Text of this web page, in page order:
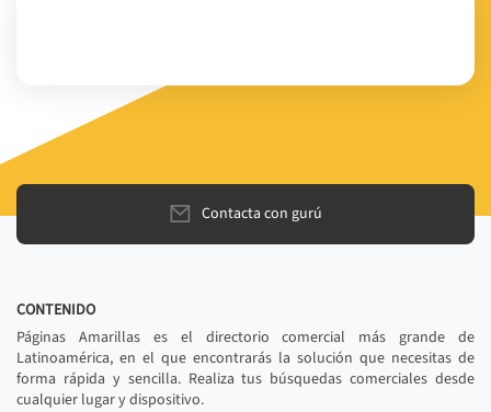
Contacta con gurú
CONTENIDO
Páginas Amarillas es el directorio comercial más grande de
Latinoamérica, en el que encontrarás la solución que necesitas de
forma rápida y sencilla. Realiza tus búsquedas comerciales desde
cualquier lugar y dispositivo.